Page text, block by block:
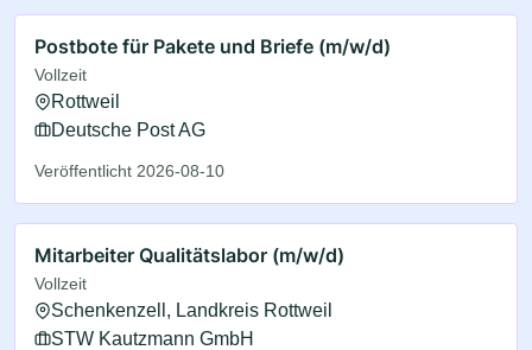
Postbote für Pakete und Briefe (m/w/d)
Vollzeit
Rottweil
Deutsche Post AG
Veröffentlicht 2026-08-10
Mitarbeiter Qualitätslabor (m/w/d)
Vollzeit
Schenkenzell, Landkreis Rottweil
STW Kautzmann GmbH